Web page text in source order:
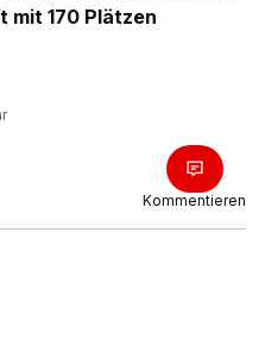
mit 170 Plätzen
Kommentieren